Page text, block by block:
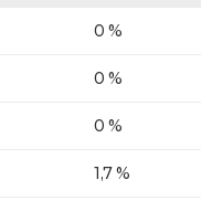
0 %
0 %
0 %
1,7 %